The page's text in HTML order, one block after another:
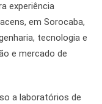
experiência
em Sorocaba,
tecnologia e
e mercado de
a laboratórios de